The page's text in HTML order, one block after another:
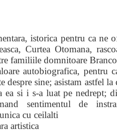
istorica pentru ca ne
Curtea Otomana,
familiile domnitoare
autobiografica, pentru
despre sine; asistam astfel
ea si i s-a luat pe nedrept;
sentimentul de
cu ceilalti
artistica